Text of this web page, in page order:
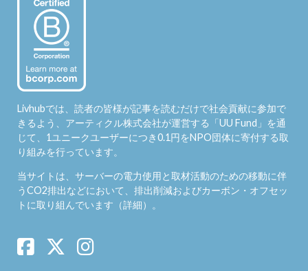
Livhubでは、読者の皆様が記事を読むだけで社会貢献に参加で
きるよう、アーティクル株式会社が運営する「UU Fund 」を通
じて、1ユニークユーザーにつき0.1円をNPO団体に寄付する取
り組みを行っています。
当サイトは、サーバーの電力使用と取材活動のための移動に伴
うCO2排出などにおいて、排出削減およびカーボン・オフセッ
トに取り組んでいます（詳細）。